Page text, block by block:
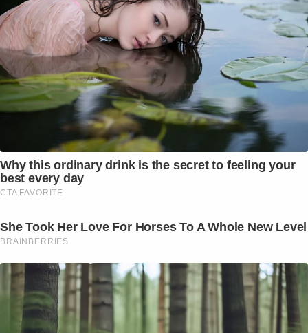
Why this ordinary drink is the secret to feeling your
best every day
CTA FAVORITE
She Took Her Love For Horses To A Whole New Level
BRAINBERRIES